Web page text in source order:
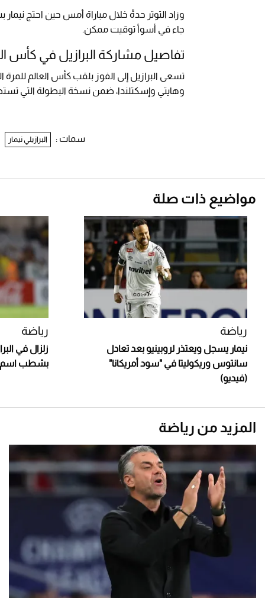
وزاد التوتر حدةً خلال مباراة أمس حين احتج
جاء في أسوأ توقيت ممكن.
تفاصيل مشاركة البرازيل في كأس
تسعى البرازيل إلى الفوز بلقب كأس العالم
وهايتي وإسكتلندا، ضمن نسخة البطولة التي تستضيفها أمريكا
سمات : البرازيلي نيمار
مواضيع ذات صلة
رياضة
نيمار يسجل ويعتذر لروبينيو بعد تعادل
سانتوس وريكوليتا في "سود أمريكانا"
(فيديو)
رياضة
زلزال في
بشطب اسم
المزيد من رياضة